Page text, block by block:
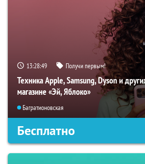
13:28:48 Получи первым!
Техника Apple, Samsung, Dyson и
магазине «Эй, Яблоко»
Багратионовская
Бесплатно